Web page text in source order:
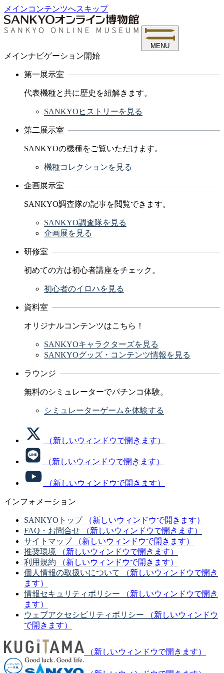
メインコンテンツへスキップ
MENU
メインナビゲーション開始
第一展示室
代表機種と共に歴史を紐解きます。
SANKYOヒストリーを見る
第二展示室
SANKYOの機種をご覧いただけます。
機種コレクションを見る
企画展示室
SANKYO調査隊の記事を閲覧できます。
SANKYO調査隊を見る
企画展を見る
研修室
初めての方は初心者講座をチェック。
初心者のイロハを見る
資料室
オリジナルコンテンツはこちら！
SANKYOキャラクターズを見る
SANKYOグッズ・コンテンツ情報を見る
ラウンジ
無料のシミュレーターでパチンコ体験。
シミュレーターゲームを体験する
（新しいウィンドウで開きます）
（新しいウィンドウで開きます）
（新しいウィンドウで開きます）
インフォメーション
SANKYOトップ
（新しいウィンドウで開きます）
FAQ・お問合せ
（新しいウィンドウで開きます）
サイトマップ
（新しいウィンドウで開きます）
推奨環境
（新しいウィンドウで開きます）
利用規約
（新しいウィンドウで開きます）
個人情報の取扱いについて
（新しいウィンドウで開き
ます）
情報セキュリティポリシー
（新しいウィンドウで開き
ます）
ウェブアクセシビリティポリシー
（新しいウィンドウ
で開きます）
（新しいウィンドウで開きます）